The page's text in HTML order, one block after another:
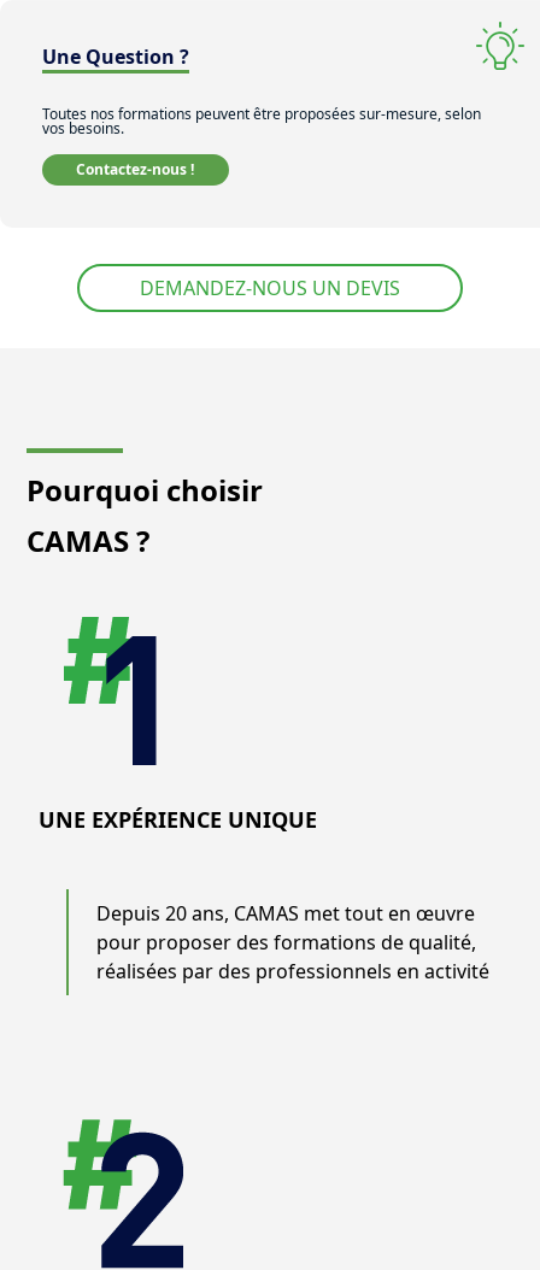
Une Question ?
Toutes nos formations peuvent être proposées sur-mesure, selon
vos besoins.
Contactez-nous !
DEMANDEZ-NOUS UN DEVIS
Pourquoi choisir
CAMAS ?
UNE EXPÉRIENCE UNIQUE
Depuis 20 ans, CAMAS met tout en œuvre
pour proposer des formations de qualité,
réalisées par des professionnels en activité